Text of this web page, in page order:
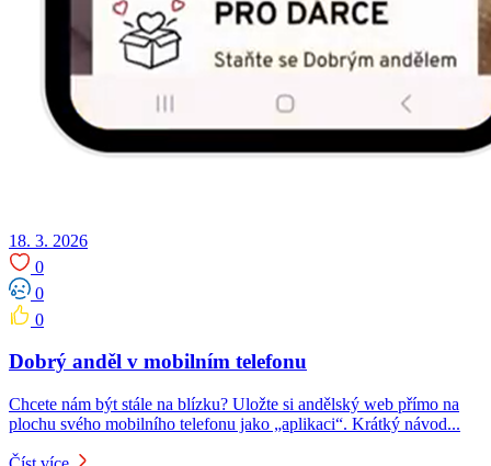
18. 3. 2026
0
0
0
Dobrý anděl v mobilním telefonu
Chcete nám být stále na blízku? Uložte si andělský web přímo na
plochu svého mobilního telefonu jako „aplikaci“. Krátký návod...